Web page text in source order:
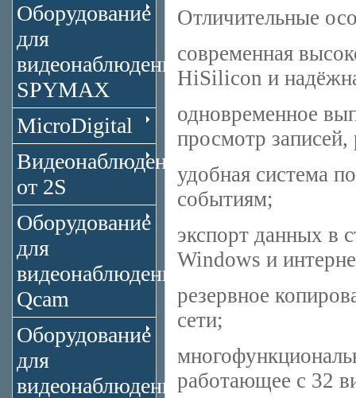
Оборудование
для
видеонаблюдения
SPYMAX
MicroDigital
Видеонаблюдение
от 2S
Оборудование
для
видеонаблюдения
Qcam
Оборудование
для
видеонаблюдения
Отличительные
современная
HiSilicon и
одновременное
просмотр записей,
удобная система
событиям;
экспорт данных в
Windows и
резервное
сети;
работающее с 32